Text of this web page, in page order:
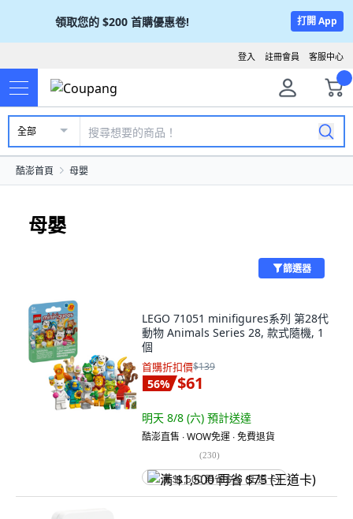
領取您的 $200 首購優惠卷! 打開 App
客服中心
註冊會員
登入
全部
酷澎首頁 母嬰
母嬰
篩選器
LEGO 71051 minifigures系列 第28代
動物 Animals Series 28, 款式隨機, 1
個
首購折扣價$139
56% $61
明天 8/8 (六) 預計送達
酷澎直售 ∙ WOW免運 ∙ 免費退貨
(230)
满 $1,500 再省 $75 (王道卡)